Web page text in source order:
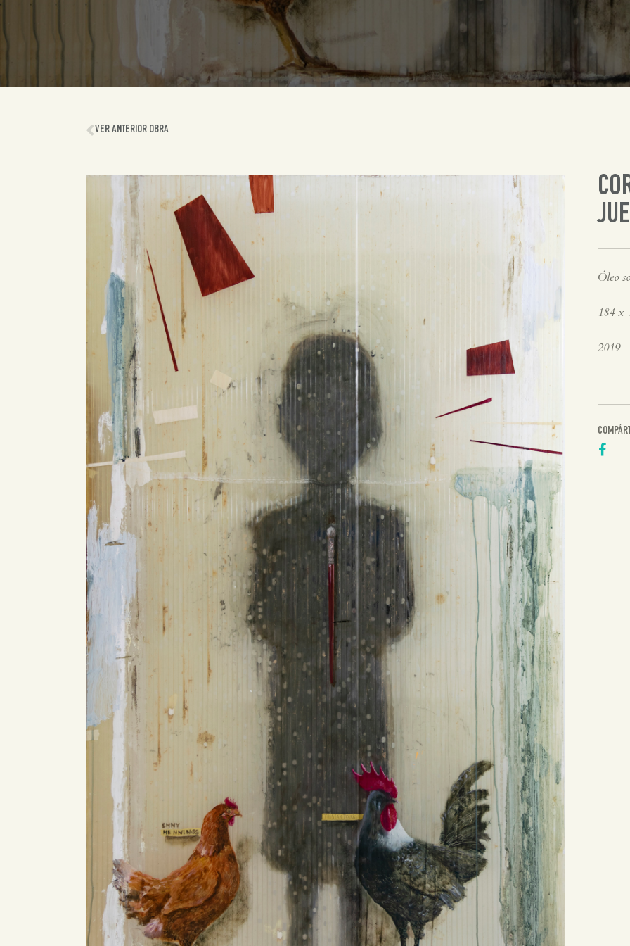
VER ANTERIOR OBRA
Óleo
184 x
2019